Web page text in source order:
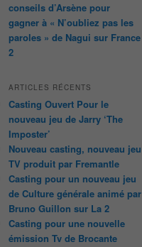
conseils d’Arsène pour
gagner à « N’oubliez pas les
paroles » de Nagui sur France
2
ARTICLES RÉCENTS
Casting Ouvert Pour le
nouveau jeu de Jarry ‘The
Imposter’
Nouveau casting, nouveau jeu
TV produit par Fremantle
Casting pour un nouveau jeu
de Culture générale animé par
Bruno Guillon sur La 2
Casting pour une nouvelle
émission Tv de Brocante